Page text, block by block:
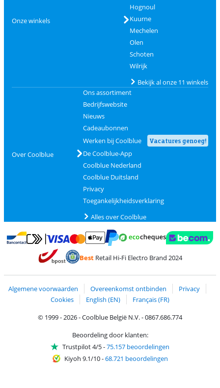
Onze winkels
Hognoul
Kuurne
Mechelen
Olen
Schoten
Wilrijk
Bekijk al onze 11 winkels
Over Coolblue
Ons assortiment
Bedrijfswebsite
Nieuws
Cadeaubonnen
Werken bij Coolblue
Vacatures genoeg!
De Coolblue-App
Coolblue Nederland
Coolblue Duitsland
Privacy
Toegankelijkheidsverklaring
Alles over Coolblue
Betalen met Bancontact
Betalen met MasterCard en Visa via ClickToPay
BestRetail Hi-Fi Electro Brand 2024
Algemene voorwaarden Overeenkomst ontbinden
Privacy
Cookies
English (EN)
Français (FR)
© 1999 - 2026 - Coolblue België N.V. - 0867.686.774
Beoordeling door klanten:
Trustpilot 4/5-75.157 beoordelingen
Kiyoh 9.1/10-68.721 beoordelingen